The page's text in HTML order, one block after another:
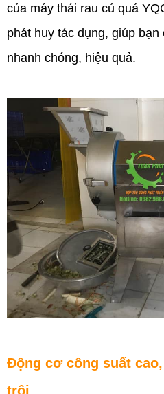
của máy thái rau củ quả
phát huy tác dụng, giúp
nhanh chóng, hiệu quả.
Động cơ công suất
trội